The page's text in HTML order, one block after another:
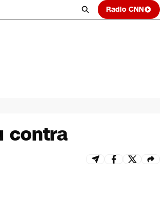
Radio CNN
contra